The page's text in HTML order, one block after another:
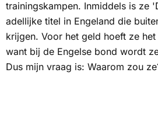
trainingskampen. Inmiddels is ze
adellijke titel in Engeland die
krijgen. Voor het geld hoeft ze
want bij de Engelse bond wordt
Dus mijn vraag is: Waarom zou